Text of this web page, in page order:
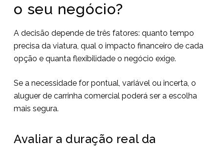
o seu negócio?
A decisão depende de três fatores: quanto tempo
precisa da viatura, qual o impacto financeiro de cada
opção e quanta flexibilidade o negócio exige.
Se a necessidade for pontual, variável ou incerta, o
aluguer de carrinha comercial poderá ser a escolha
mais segura.
Avaliar a duração real da